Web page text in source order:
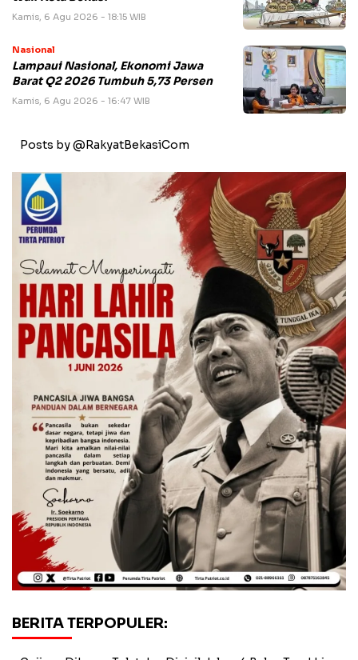
Kamis, 6 Agu 2026 - 18:15 WIB
Nasional
Lampaui Nasional, Ekonomi Jawa
Barat Q2 2026 Tumbuh 5,73 Persen
Kamis, 6 Agu 2026 - 16:47 WIB
Posts by @RakyatBekasiCom
BERITA TERPOPULER: